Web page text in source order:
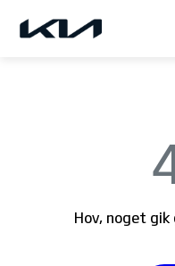
Hov, noget